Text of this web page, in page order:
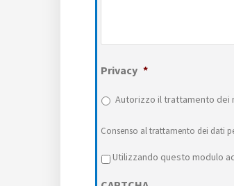
Privacy *
Autorizzo il trattamento dei
Consenso al trattamento dei dati
Privacy *
Utilizzando questo modulo